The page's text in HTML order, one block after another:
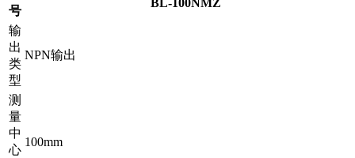
号
BL-100NMZ
输
出
类
型
NPN输出
测
量
中
心
100mm